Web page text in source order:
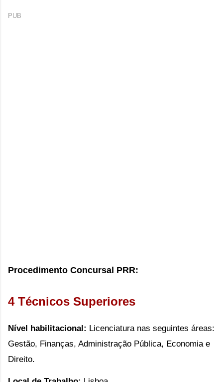
PUB
Procedimento Concursal PRR:
4 Técnicos Superiores
Nível habilitacional: Licenciatura nas seguintes áreas:
Gestão, Finanças, Administração Pública, Economia e
Direito.